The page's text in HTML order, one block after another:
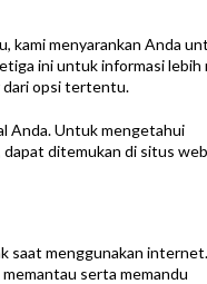
kami menyarankan Anda
ini untuk informasi lebih
dari opsi tertentu.
Anda. Untuk mengetahui
ditemukan di situs web
saat menggunakan internet.
serta memandu